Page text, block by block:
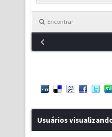
Encontrar
Usuários